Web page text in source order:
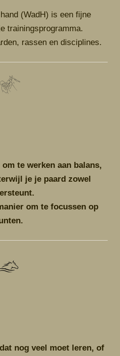
(WadH) is een fijne
trainingsprogramma.
rassen en disciplines.
te werken aan balans,
je je paard zowel
om te focussen op
nog veel moet leren, of